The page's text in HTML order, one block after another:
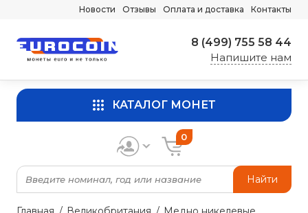
Новости Отзывы Оплата и доставка Контакты
8 (499) 755 58 44
Напишите нам
КАТАЛОГ МОНЕТ
Найти
0